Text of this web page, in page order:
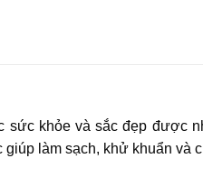
sức khỏe và sắc đẹp được
làm sạch, khử khuẩn và